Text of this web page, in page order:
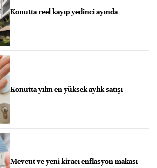
Konutta reel kayıp yedinci ayında
Konutta yılın en yüksek aylık satışı
Mevcut ve yeni kiracı enflasyon makası